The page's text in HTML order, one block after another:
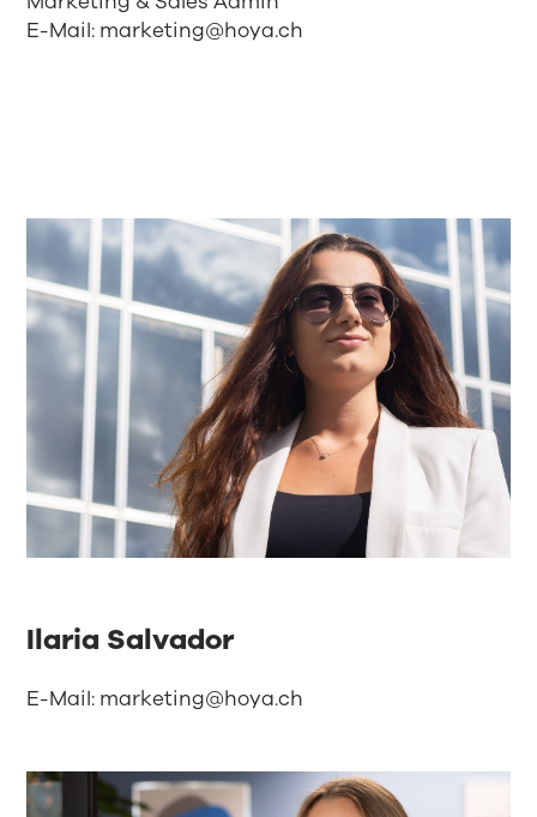
E-Mail: marketing@hoya.ch
Ilaria Salvador
E-Mail: marketing@hoya.ch